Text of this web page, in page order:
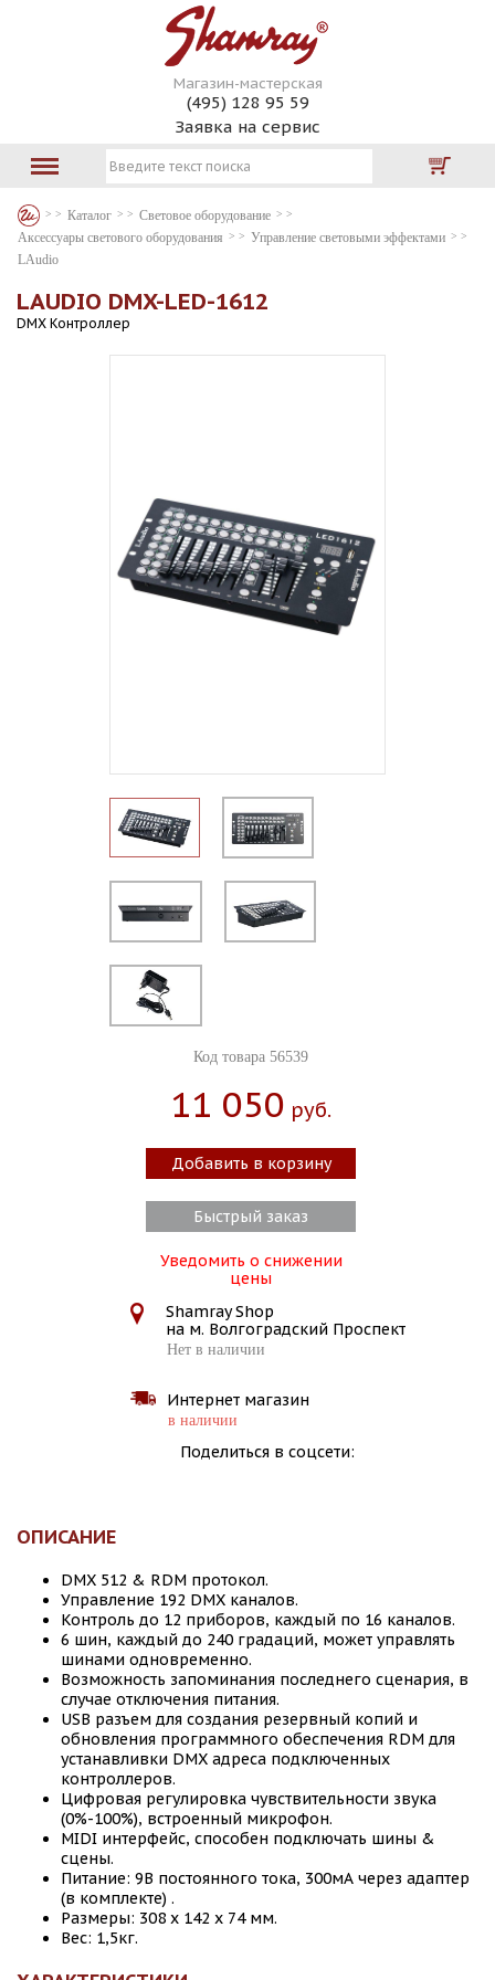
Магазин-мастерская
(495) 128 95 59
Заявка на сервис
Каталог
Световое оборудование
Аксессуары светового оборудования
Управление световыми эффектами
LAudio
LAUDIO DMX-LED-1612
DMX Контроллер
Код товара 56539
11 050 Руб.
Добавить в корзину
Быстрый заказ
Уведомить о снижении
цены
Shamray Shop
на м. Волгоградский Проспект
Нет в наличии
Интернет магазин
в наличии
Поделиться в соцсети:
ОПИСАНИЕ
DMX 512 & RDM протокол.
Управление 192 DMX каналов.
Контроль до 12 приборов, каждый по 16 каналов.
6 шин, каждый до 240 градаций, может управлять
шинами одновременно.
Возможность запоминания последнего сценария, в
случае отключения питания.
USB разъем для создания резервный копий и
обновления программного обеспечения RDM для
устанавливки DMX адреса подключенных
контроллеров.
Цифровая регулировка чувствительности звука
(0%-100%), встроенный микрофон.
MIDI интерфейс, способен подключать шины &
сцены.
Питание: 9В постоянного тока, 300мА через адаптер
(в комплекте) .
Размеры: 308 х 142 х 74 мм.
Вес: 1,5кг.